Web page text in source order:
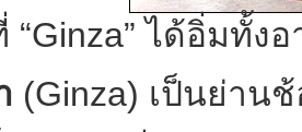
“Ginza” ได้อิ่มทั้ง
(Ginza) เป็นย่าน